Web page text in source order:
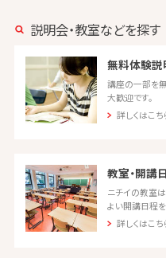
説明会・教室などを探す
無料体験説
講座の一部を
大歓迎です。
詳しくはこち
教室・開講
ニチイの教室
よい開講日程を
詳しくはこち